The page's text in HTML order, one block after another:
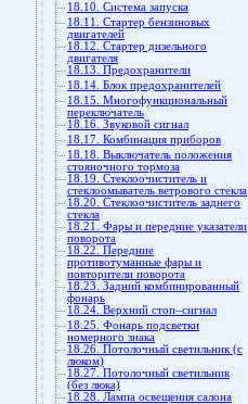
18.10. Система запуска
18.11. Стартер бензиновых
двигателей
18.12. Стартер дизельного
двигателя
18.13. Предохранители
18.14. Блок предохранителей
18.15. Многофункциональный
переключатель
18.16. Звуковой сигнал
18.17. Комбинация приборов
18.18. Выключатель положения
стояночного тормоза
18.19. Стеклоочиститель и
стеклоомыватель ветрового стекла
18.20. Стеклоочиститель заднего
стекла
18.21. Фары и передние указатели
поворота
18.22. Передние
противотуманные фары и
повторители поворота
18.23. Задний комбинированный
фонарь
18.24. Верхний стоп–сигнал
18.25. Фонарь подсветки
номерного знака
18.26. Потолочный светильник (с
люком)
18.27. Потолочный светильник
(без люка)
18.28. Лампа освещения салона